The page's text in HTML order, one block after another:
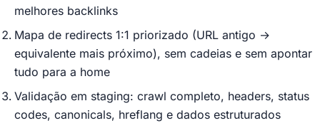
melhores backlinks
Mapa de redirects 1:1 priorizado (URL antigo →
equivalente mais próximo), sem cadeias e sem apontar
tudo para a home
Validação em staging: crawl completo, headers, status
codes, canonicals, hreflang e dados estruturados